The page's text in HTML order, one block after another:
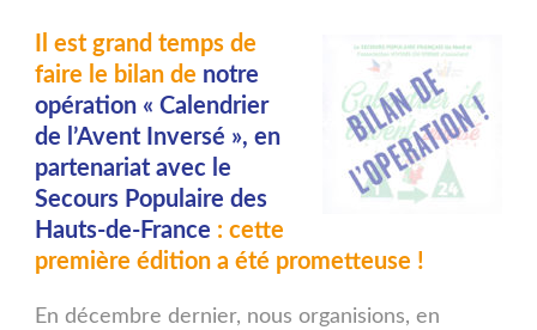
Il est grand temps de
faire le bilan de notre
opération « Calendrier
de l’Avent Inversé », en
partenariat avec le
Secours Populaire des
Hauts-de-France : cette
première édition a été prometteuse !
En décembre dernier, nous organisions, en